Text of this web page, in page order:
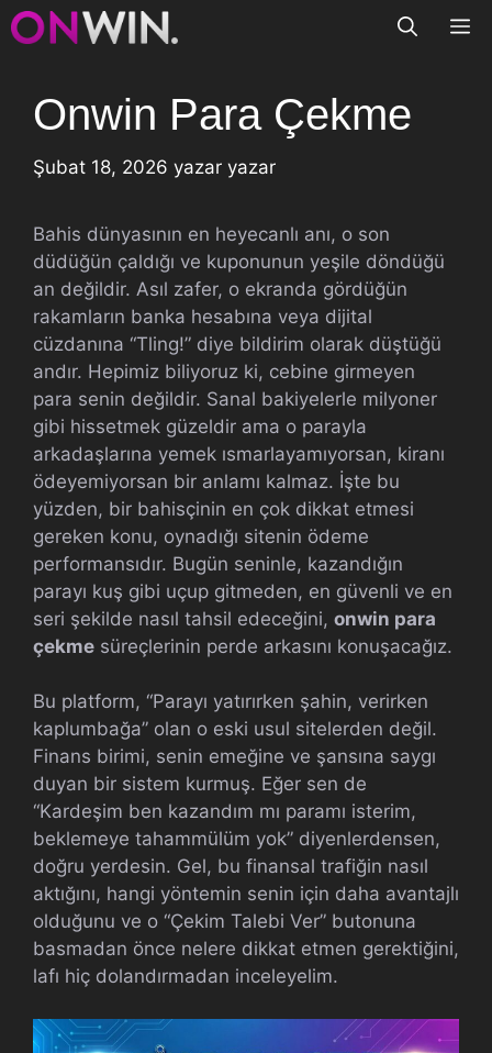
İçeriğe
atla
Onwin Para Çekme
Şubat 18, 2026 yazar yazar
Bahis dünyasının en heyecanlı anı, o son
düdüğün çaldığı ve kuponunun yeşile döndüğü
an değildir. Asıl zafer, o ekranda gördüğün
rakamların banka hesabına veya dijital
cüzdanına “Tling!” diye bildirim olarak düştüğü
andır. Hepimiz biliyoruz ki, cebine girmeyen
para senin değildir. Sanal bakiyelerle milyoner
gibi hissetmek güzeldir ama o parayla
arkadaşlarına yemek ısmarlayamıyorsan, kiranı
ödeyemiyorsan bir anlamı kalmaz. İşte bu
yüzden, bir bahisçinin en çok dikkat etmesi
gereken konu, oynadığı sitenin ödeme
performansıdır. Bugün seninle, kazandığın
parayı kuş gibi uçup gitmeden, en güvenli ve en
seri şekilde nasıl tahsil edeceğini, onwin para
çekme süreçlerinin perde arkasını konuşacağız.
Bu platform, “Parayı yatırırken şahin, verirken
kaplumbağa” olan o eski usul sitelerden değil.
Finans birimi, senin emeğine ve şansına saygı
duyan bir sistem kurmuş. Eğer sen de
“Kardeşim ben kazandım mı paramı isterim,
beklemeye tahammülüm yok” diyenlerdensen,
doğru yerdesin. Gel, bu finansal trafiğin nasıl
aktığını, hangi yöntemin senin için daha avantajlı
olduğunu ve o “Çekim Talebi Ver” butonuna
basmadan önce nelere dikkat etmen gerektiğini,
lafı hiç dolandırmadan inceleyelim.